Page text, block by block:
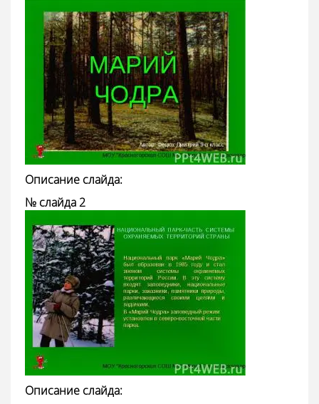
Описание слайда:
№ слайда 2
Описание слайда: